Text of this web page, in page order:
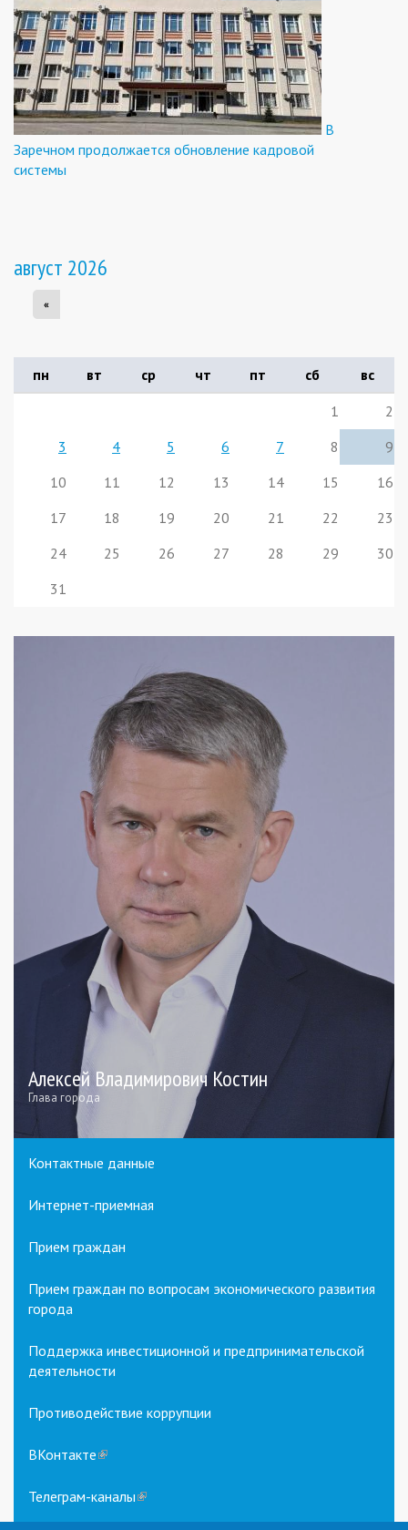
В
Заречном продолжается обновление кадровой
системы
август 2026
«
пн вт ср чт пт сб
вс
1
2
3
4 5 6 7 8
9
10
11 12 13 14 15
16
17
18 19 20 21 22
23
24
25 26 27 28 29
30
31
Алексей Владимирович Костин
Глава города
Контактные данные
Интернет-приемная
Прием граждан
Прием граждан по вопросам экономического развития
города
Поддержка инвестиционной и предпринимательской
деятельности
Противодействие коррупции
ВКонтакте(link
external)
Телеграм-каналы(link